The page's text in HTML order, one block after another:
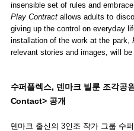
insensible set of rules and
Play Contractallows adults to
giving up the control on everyday
installation of the work at the park,
relevant stories and images, will
수퍼플렉스, 덴마크 빌룬 조각공
Contact> 공개
덴마크 출신의 3인조 작가 그룹 수